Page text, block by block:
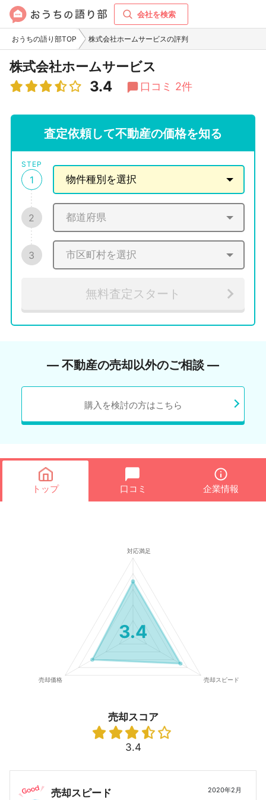
会社を検索
おうちの語り部TOP 株式会社ホームサービスの評判
株式会社ホームサービス
3.4 口コミ 2件
査定依頼して不動産の価格を知る
STEP
1
2
3
無料査定スタート
― 不動産の売却以外のご相談 ―
購入を検討の方はこちら
トップ 口コミ 企業情報
3.4
売却スコア
3.4
2020年2月
売却スピード